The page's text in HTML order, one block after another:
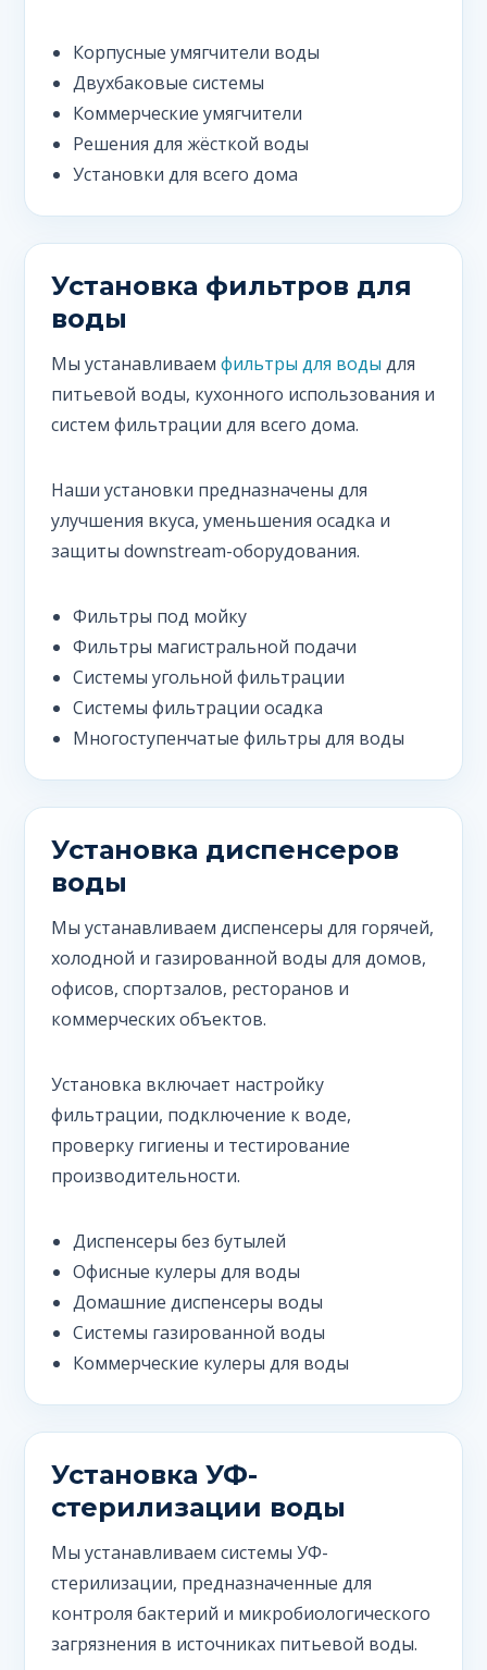
Корпусные умягчители воды
Двухбаковые системы
Коммерческие умягчители
Решения для жёсткой воды
Установки для всего дома
Установка фильтров для
воды
Мы устанавливаем фильтры для воды для
питьевой воды, кухонного использования и
систем фильтрации для всего дома.
Наши установки предназначены для
улучшения вкуса, уменьшения осадка и
защиты downstream-оборудования.
Фильтры под мойку
Фильтры магистральной подачи
Системы угольной фильтрации
Системы фильтрации осадка
Многоступенчатые фильтры для воды
Установка диспенсеров
воды
Мы устанавливаем диспенсеры для горячей,
холодной и газированной воды для домов,
офисов, спортзалов, ресторанов и
коммерческих объектов.
Установка включает настройку
фильтрации, подключение к воде,
проверку гигиены и тестирование
производительности.
Диспенсеры без бутылей
Офисные кулеры для воды
Домашние диспенсеры воды
Системы газированной воды
Коммерческие кулеры для воды
Установка УФ-
стерилизации воды
Мы устанавливаем системы УФ-
стерилизации, предназначенные для
контроля бактерий и микробиологического
загрязнения в источниках питьевой воды.